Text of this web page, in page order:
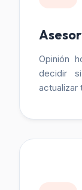
Opinión
decidir
actualizar